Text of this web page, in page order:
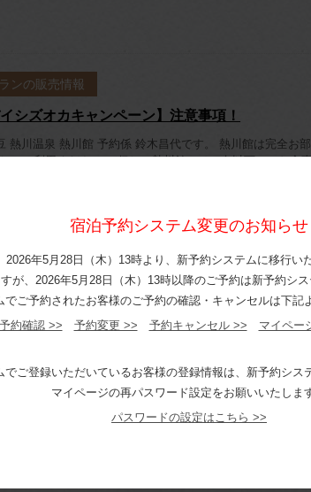
ンの販売情報
シズオカキャンペーン】注意事項！
熱川温泉 熱川館 予約係 鈴木昌代です。 熱川館は完全お
てご利用ください。 但し、熱川館では５名以下でのお食
宿泊予約システム変更のお知らせ
2026年5月28日（木）13時より、新予約システムに移行い
が、2026年5月28日（木）13時以降のご予約は新予約シ
でご予約されたお客様のご予約の確認・キャンセルは下記
予約確認 >>
予約変更 >> 予約キャンセル >> マイペー
でご登録いただいているお客様の登録情報は、新予約シス
マイページの再パスワード設定をお願いいたしま
パスワードの設定はこちら >>